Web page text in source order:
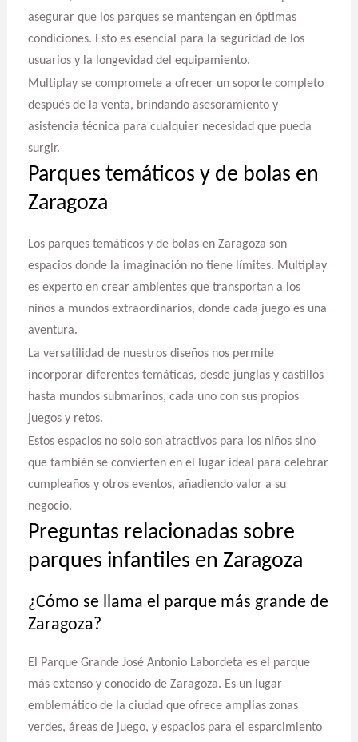
asegurar que los parques se mantengan en óptimas
condiciones. Esto es esencial para la seguridad de los
usuarios y la longevidad del equipamiento.
Multiplay se compromete a ofrecer un soporte completo
después de la venta, brindando asesoramiento y
asistencia técnica para cualquier necesidad que pueda
surgir.
Parques temáticos y de bolas en
Zaragoza
Los parques temáticos y de bolas en Zaragoza son
espacios donde la imaginación no tiene límites. Multiplay
es experto en crear ambientes que transportan a los
niños a mundos extraordinarios, donde cada juego es una
aventura.
La versatilidad de nuestros diseños nos permite
incorporar diferentes temáticas, desde junglas y castillos
hasta mundos submarinos, cada uno con sus propios
juegos y retos.
Estos espacios no solo son atractivos para los niños sino
que también se convierten en el lugar ideal para celebrar
cumpleaños y otros eventos, añadiendo valor a su
negocio.
Preguntas relacionadas sobre
parques infantiles en Zaragoza
¿Cómo se llama el parque más grande de
Zaragoza?
El Parque Grande José Antonio Labordeta es el parque
más extenso y conocido de Zaragoza. Es un lugar
emblemático de la ciudad que ofrece amplias zonas
verdes, áreas de juego, y espacios para el esparcimiento